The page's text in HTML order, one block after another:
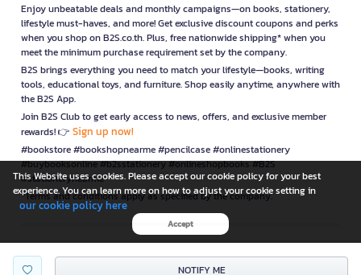
NOTIFY ME
Enjoy unbeatable deals and monthly campaigns—on books, stationery,
lifestyle must-haves, and more! Get exclusive discount coupons and perks
when you shop on B2S.co.th. Plus, free nationwide shipping* when you
meet the minimum purchase requirement set by the company.
B2S brings everything you need to match your lifestyle—books, writing
tools, educational toys, and furniture. Shop easily anytime, anywhere with
the B2S App.
Join B2S Club to get early access to news, offers, and exclusive member
rewards! 👉 Sign up now!
#bookstore #bookshopnearme #pencilcase #onlinestationery
#buybooksonline #b2sstationery #onlineshopbooks #B2S
#stationerynearme
*Terms and conditions apply as specified by the company.
is a company operating under
This Website uses cookies. Please accept our cookie policy for your best
experience. You can learn more on how to adjust your cookie setting in
our cookie policy here
Accept